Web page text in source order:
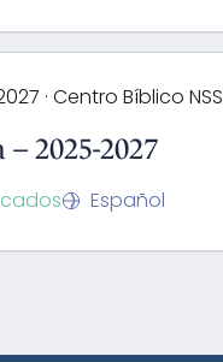
· Centro Bíblico NSS
2025-2027
Español